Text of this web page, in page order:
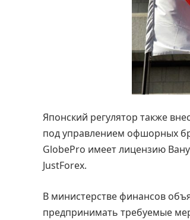
Японский регулятор также
под управлением офшорных
GlobePro имеет лицензию
JustForex.
В министерстве финансов
предпринимать требуемые